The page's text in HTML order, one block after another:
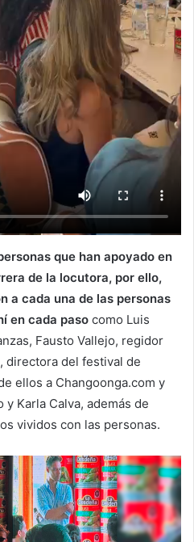
que han apoyado en
de la locutora, por ello,
a cada una de las personas
en cada paso como Luis
Fausto Vallejo, regidor
directora del festival de
ellos a Changoonga.com y
Karla Calva, además de
vividos con las personas.